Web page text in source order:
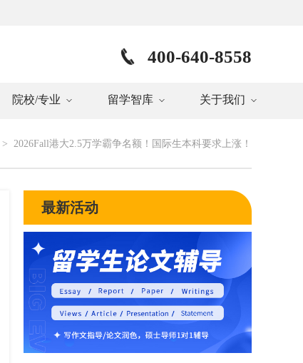
400-640-8558
院校/专业 留学智库 关于我们
> 2026Fall港大2.5万学霸争名额！国际生本科要求上涨！
最新活动